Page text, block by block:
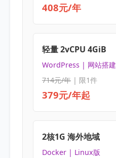
408元/年
轻量 2vCPU 4GiB
WordPress | 网站搭建
714元/年| 限1件
379元/年起
2核1G 海外地域
Docker | Linux版